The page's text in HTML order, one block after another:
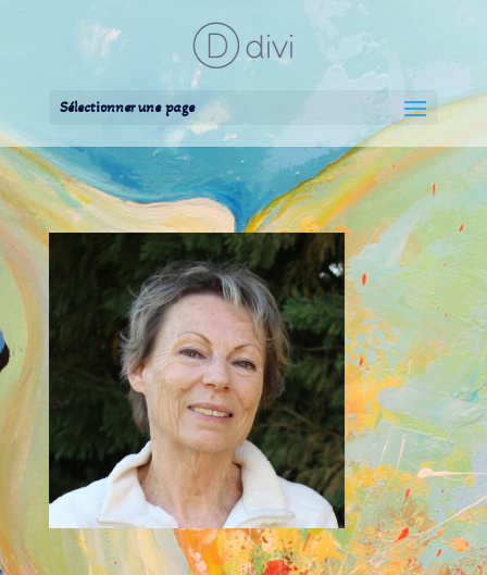
Sélectionner une page